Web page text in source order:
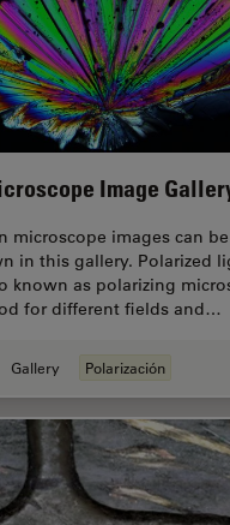
Image
microscope images can
in this gallery. Polarized
known as polarizing
for different fields and…
Gallery Polarización